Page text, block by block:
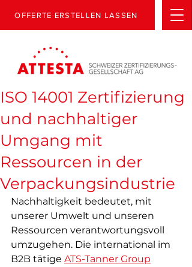
OFFERTE ERSTELLEN LASSEN
ISO 14001 Zertifizierung
und nachhaltiger
Umgang mit
Ressourcen in der
Verpackungsindustrie
Nachhaltigkeit bedeutet, mit
unserer Umwelt und unseren
Ressourcen verantwortungsvoll
umzugehen. Die international im
B2B tätige ATS-Tanner Group